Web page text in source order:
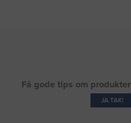
Få gode tips om
JA TAK!